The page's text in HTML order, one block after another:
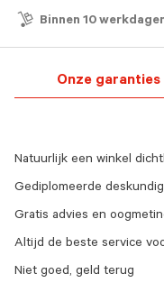
Binnen 10
Onze garanties
Natuurlijk een winkel
Gediplomeerde
Gratis advies en
Altijd de beste service
Niet goed, geld terug